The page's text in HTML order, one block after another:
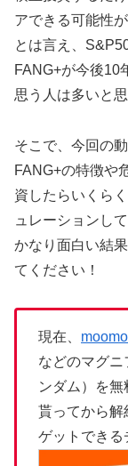
アできる可能性が
とは言え、
FANG+が今後10
思う人は多いと思
そこで、今回の
FANG+の特徴や
資したらいくら
ュレーションし
かなり面白い結
てください！
現在、
などのマグ
ンダム）を無
貰ってから解
ゲットできる